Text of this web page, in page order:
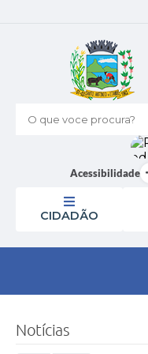
O que voce procura?
Acessibilidade
CIDADÃO
Notícias